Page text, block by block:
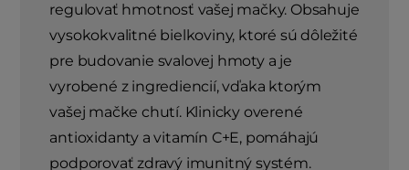
regulovať hmotnosť vašej mačky. Obsahuje
vysokokvalitné bielkoviny, ktoré sú dôležité
pre budovanie svalovej hmoty a je
vyrobené z ingrediencií, vďaka ktorým
vašej mačke chutí. Klinicky overené
antioxidanty a vitamín C+E, pomáhajú
podporovať zdravý imunitný systém.